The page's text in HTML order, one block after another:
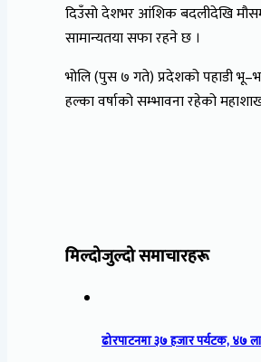
दिउँसो देशभर आंशिक बदलीदेखि
सामान्यतया सफा रहने छ ।
भोलि (पुस ७ गते) प्रदेशको पहाडी
हल्का वर्षाको सम्भावना रहेको
मिल्दोजुल्दो समाचारहरू
ढोरपाटनमा ३७ हजार पर्यटक, ४७